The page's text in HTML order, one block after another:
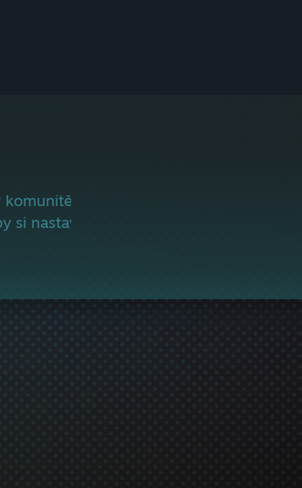
služby Steam.
si nastavil svůj profil a stal se tak